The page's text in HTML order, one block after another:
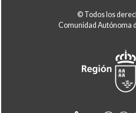
© Todos los
Comunidad Autónoma